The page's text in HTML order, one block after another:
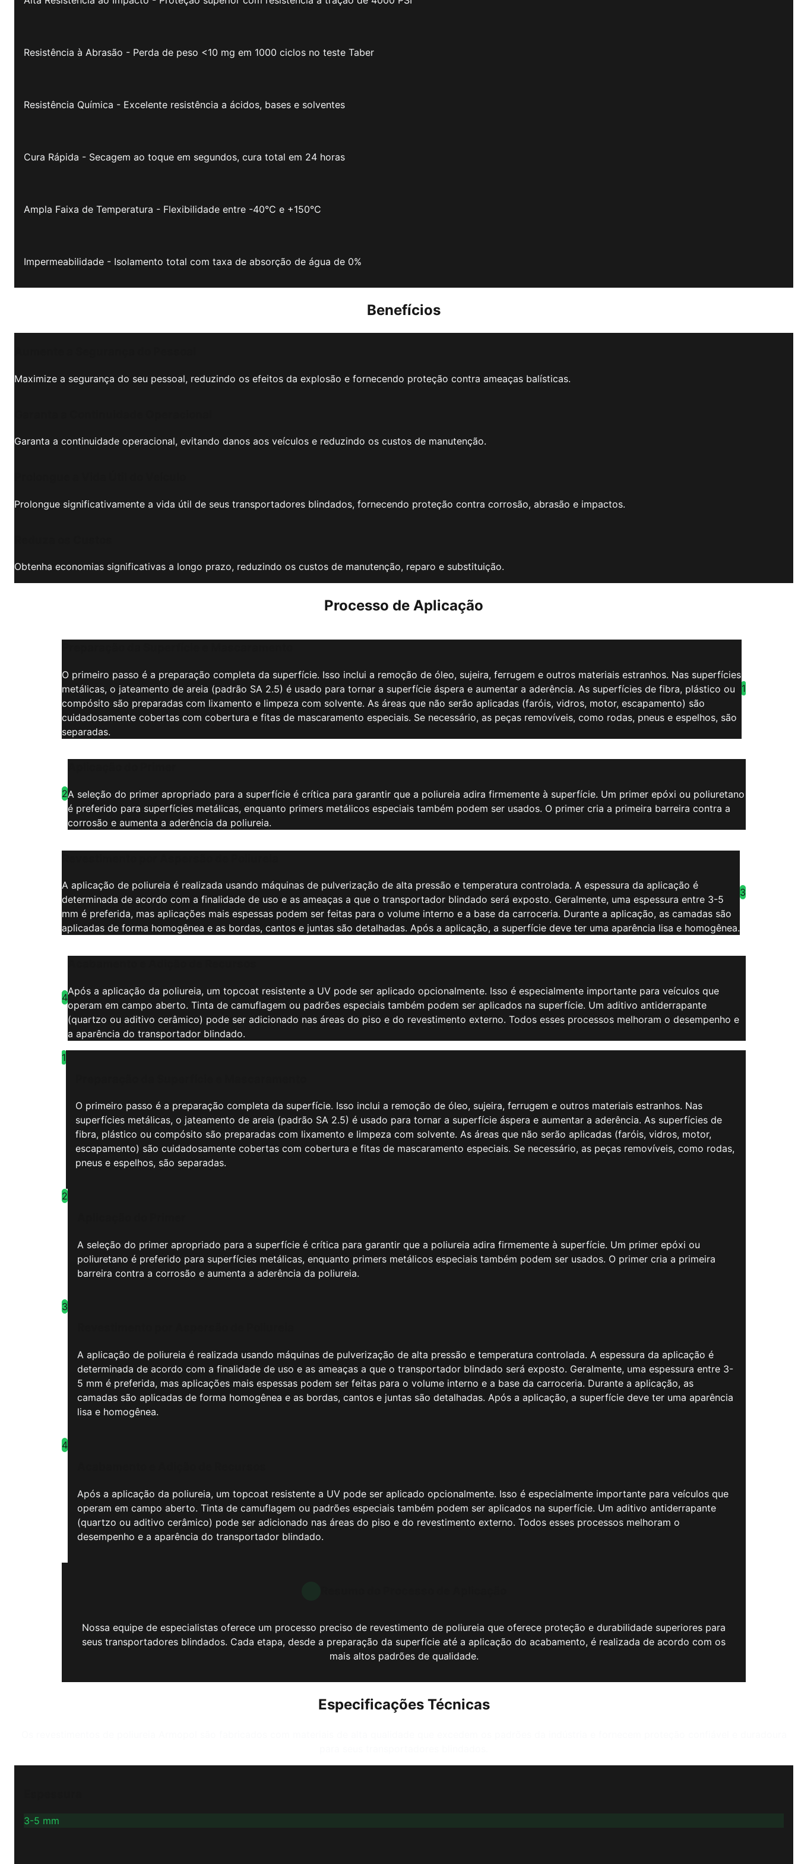
Resistência à Abrasão - Perda de peso <10 mg em 1000 ciclos no teste Taber
Resistência Química - Excelente resistência a ácidos, bases e solventes
Cura Rápida - Secagem ao toque em segundos, cura total em 24 horas
Ampla Faixa de Temperatura - Flexibilidade entre -40°C e +150°C
Impermeabilidade - Isolamento total com taxa de absorção de água de 0%
Benefícios
Maximize a segurança do seu pessoal, reduzindo os efeitos da explosão e fornecendo proteção contra ameaças balísticas.
Garanta a continuidade operacional, evitando danos aos veículos e reduzindo os custos de manutenção.
Prolongue significativamente a vida útil de seus transportadores blindados, fornecendo proteção contra corrosão, abrasão e impactos.
Obtenha economias significativas a longo prazo, reduzindo os custos de manutenção, reparo e substituição.
Processo de Aplicação
O primeiro passo é a preparação completa da superfície. Isso inclui a remoção de óleo, sujeira, ferrugem e outros materiais estranhos. Nas superfícies
metálicas, o jateamento de areia (padrão SA 2.5) é usado para tornar a superfície áspera e aumentar a aderência. As superfícies de fibra, plástico ou
compósito são preparadas com lixamento e limpeza com solvente. As áreas que não serão aplicadas (faróis, vidros, motor, escapamento) são
cuidadosamente cobertas com cobertura e fitas de mascaramento especiais. Se necessário, as peças removíveis, como rodas, pneus e espelhos, são
separadas.
1
2A seleção do primer apropriado para a superfície é crítica para garantir que a poliureia adira firmemente à superfície. Um primer epóxi ou poliuretano
é preferido para superfícies metálicas, enquanto primers metálicos especiais também podem ser usados. O primer cria a primeira barreira contra a
corrosão e aumenta a aderência da poliureia.
A aplicação de poliureia é realizada usando máquinas de pulverização de alta pressão e temperatura controlada. A espessura da aplicação é
determinada de acordo com a finalidade de uso e as ameaças a que o transportador blindado será exposto. Geralmente, uma espessura entre 3-5
mm é preferida, mas aplicações mais espessas podem ser feitas para o volume interno e a base da carroceria. Durante a aplicação, as camadas são
aplicadas de forma homogênea e as bordas, cantos e juntas são detalhadas. Após a aplicação, a superfície deve ter uma aparência lisa e homogênea.
3
4
Após a aplicação da poliureia, um topcoat resistente a UV pode ser aplicado opcionalmente. Isso é especialmente importante para veículos que
operam em campo aberto. Tinta de camuflagem ou padrões especiais também podem ser aplicados na superfície. Um aditivo antiderrapante
(quartzo ou aditivo cerâmico) pode ser adicionado nas áreas do piso e do revestimento externo. Todos esses processos melhoram o desempenho e
a aparência do transportador blindado.
1
O primeiro passo é a preparação completa da superfície. Isso inclui a remoção de óleo, sujeira, ferrugem e outros materiais estranhos. Nas
superfícies metálicas, o jateamento de areia (padrão SA 2.5) é usado para tornar a superfície áspera e aumentar a aderência. As superfícies de
fibra, plástico ou compósito são preparadas com lixamento e limpeza com solvente. As áreas que não serão aplicadas (faróis, vidros, motor,
escapamento) são cuidadosamente cobertas com cobertura e fitas de mascaramento especiais. Se necessário, as peças removíveis, como rodas,
pneus e espelhos, são separadas.
2
A seleção do primer apropriado para a superfície é crítica para garantir que a poliureia adira firmemente à superfície. Um primer epóxi ou
poliuretano é preferido para superfícies metálicas, enquanto primers metálicos especiais também podem ser usados. O primer cria a primeira
barreira contra a corrosão e aumenta a aderência da poliureia.
3
A aplicação de poliureia é realizada usando máquinas de pulverização de alta pressão e temperatura controlada. A espessura da aplicação é
determinada de acordo com a finalidade de uso e as ameaças a que o transportador blindado será exposto. Geralmente, uma espessura entre 3-
5 mm é preferida, mas aplicações mais espessas podem ser feitas para o volume interno e a base da carroceria. Durante a aplicação, as
camadas são aplicadas de forma homogênea e as bordas, cantos e juntas são detalhadas. Após a aplicação, a superfície deve ter uma aparência
lisa e homogênea.
4
Após a aplicação da poliureia, um topcoat resistente a UV pode ser aplicado opcionalmente. Isso é especialmente importante para veículos que
operam em campo aberto. Tinta de camuflagem ou padrões especiais também podem ser aplicados na superfície. Um aditivo antiderrapante
(quartzo ou aditivo cerâmico) pode ser adicionado nas áreas do piso e do revestimento externo. Todos esses processos melhoram o
desempenho e a aparência do transportador blindado.
Nossa equipe de especialistas oferece um processo preciso de revestimento de poliureia que oferece proteção e durabilidade superiores para
seus transportadores blindados. Cada etapa, desde a preparação da superfície até a aplicação do acabamento, é realizada de acordo com os
mais altos padrões de qualidade.
Especificações Técnicas
3-5 mm